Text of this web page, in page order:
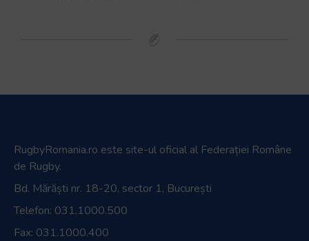
RugbyRomania.ro este site-ul oficial al Federației Române
de Rugby.
Bd. Mărăști nr. 18-20, sector 1, București
Telefon: 031.1000.500
Fax: 031.1000.400